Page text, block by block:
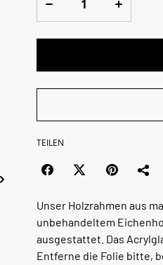
TEILEN
Unser Holzrahmen aus
unbehandeltem
ausgestattet. Das
Entferne die Folie bitte,